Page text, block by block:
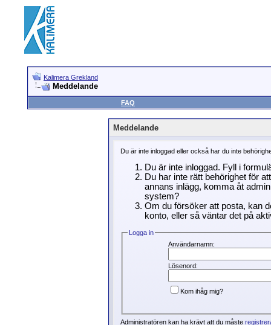
Kalimera Grekland
Meddelande
FAQ
Meddelande
Du är inte inloggad eller också har du inte
Du är inte inloggad. Fyll i
Du har inte rätt behörighet för
annans inlägg, komma åt
system?
Om du försöker att posta, kan
konto, eller så väntar det på
Logga in
Användarnamn:
Lösenord:
Kom ihåg mig?
Administratören kan ha krävt att du måste